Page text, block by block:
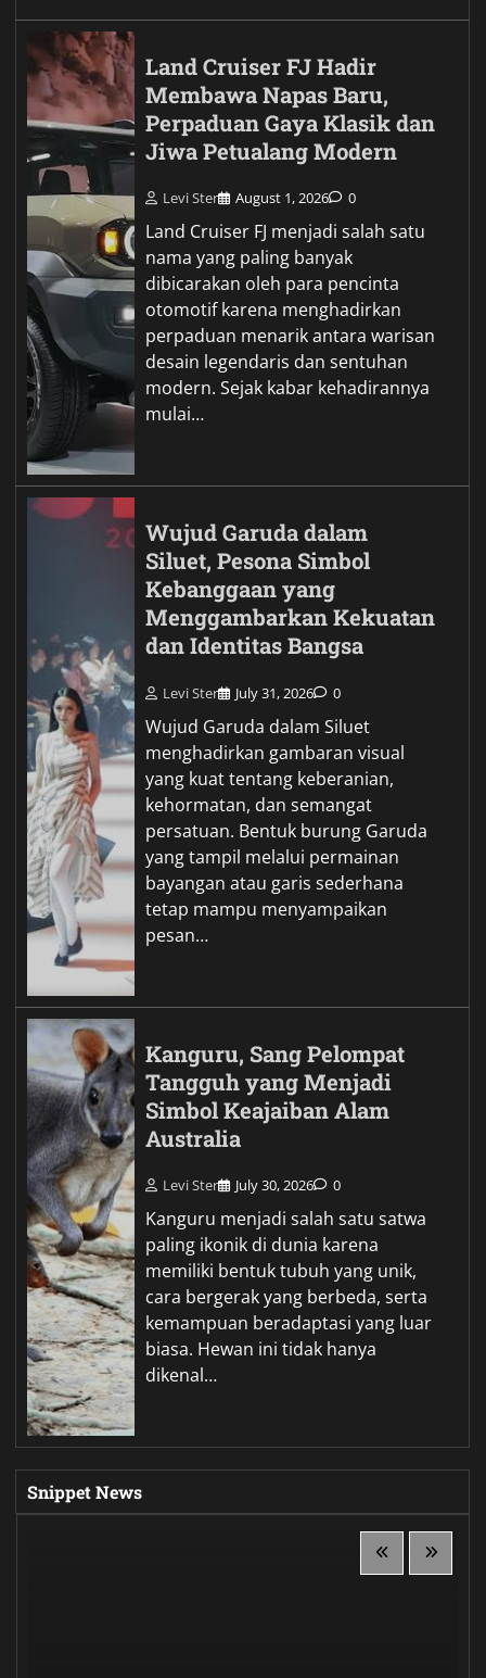
Land Cruiser FJ Hadir
Membawa Napas Baru,
Perpaduan Gaya Klasik dan
Jiwa Petualang Modern
Levi Ster August 1, 2026 0
Land Cruiser FJ menjadi salah satu
nama yang paling banyak
dibicarakan oleh para pencinta
otomotif karena menghadirkan
perpaduan menarik antara warisan
desain legendaris dan sentuhan
modern. Sejak kabar kehadirannya
mulai…
Wujud Garuda dalam
Siluet, Pesona Simbol
Kebanggaan yang
Menggambarkan Kekuatan
dan Identitas Bangsa
Levi Ster July 31, 2026 0
Wujud Garuda dalam Siluet
menghadirkan gambaran visual
yang kuat tentang keberanian,
kehormatan, dan semangat
persatuan. Bentuk burung Garuda
yang tampil melalui permainan
bayangan atau garis sederhana
tetap mampu menyampaikan
pesan…
Kanguru, Sang Pelompat
Tangguh yang Menjadi
Simbol Keajaiban Alam
Australia
Levi Ster July 30, 2026 0
Kanguru menjadi salah satu satwa
paling ikonik di dunia karena
memiliki bentuk tubuh yang unik,
cara bergerak yang berbeda, serta
kemampuan beradaptasi yang luar
biasa. Hewan ini tidak hanya
dikenal…
Snippet News